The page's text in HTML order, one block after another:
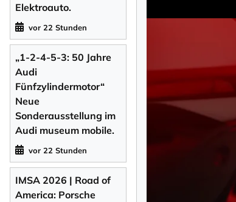
Elektroauto.
vor 22 Stunden
„1-2-4-5-3: 50 Jahre
Audi
Fünfzylindermotor“
Neue
Sonderausstellung im
Audi museum mobile.
vor 22 Stunden
IMSA 2026 | Road of
America: Porsche